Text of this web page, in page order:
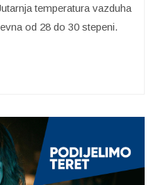
temperatura vazduha
od 28 do 30 stepeni.